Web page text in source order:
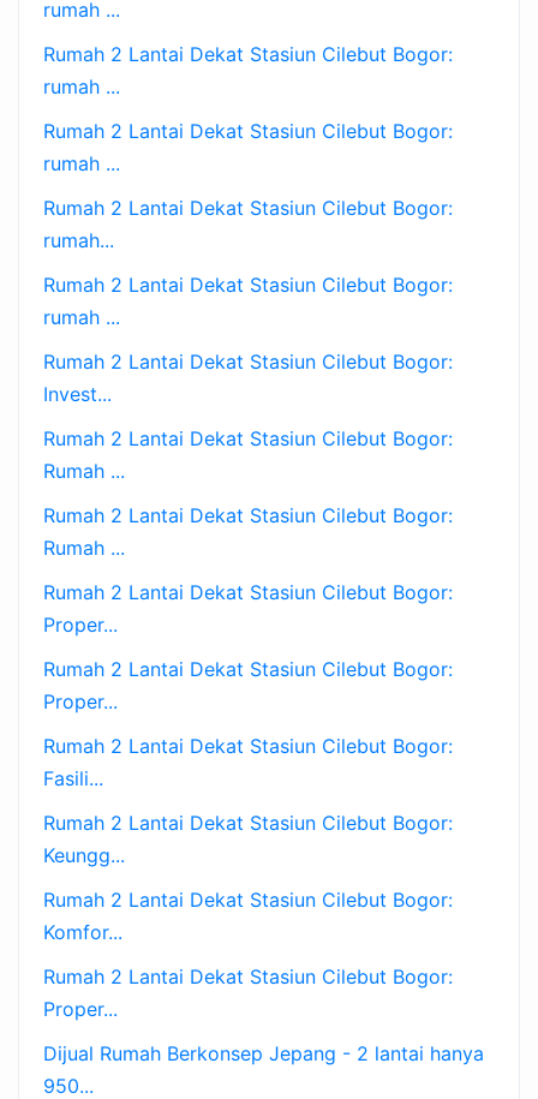
rumah ...
Rumah 2 Lantai Dekat Stasiun Cilebut Bogor:
rumah ...
Rumah 2 Lantai Dekat Stasiun Cilebut Bogor:
rumah ...
Rumah 2 Lantai Dekat Stasiun Cilebut Bogor:
rumah...
Rumah 2 Lantai Dekat Stasiun Cilebut Bogor:
rumah ...
Rumah 2 Lantai Dekat Stasiun Cilebut Bogor:
Invest...
Rumah 2 Lantai Dekat Stasiun Cilebut Bogor:
Rumah ...
Rumah 2 Lantai Dekat Stasiun Cilebut Bogor:
Rumah ...
Rumah 2 Lantai Dekat Stasiun Cilebut Bogor:
Proper...
Rumah 2 Lantai Dekat Stasiun Cilebut Bogor:
Proper...
Rumah 2 Lantai Dekat Stasiun Cilebut Bogor:
Fasili...
Rumah 2 Lantai Dekat Stasiun Cilebut Bogor:
Keungg...
Rumah 2 Lantai Dekat Stasiun Cilebut Bogor:
Komfor...
Rumah 2 Lantai Dekat Stasiun Cilebut Bogor:
Proper...
Dijual Rumah Berkonsep Jepang - 2 lantai hanya
950...